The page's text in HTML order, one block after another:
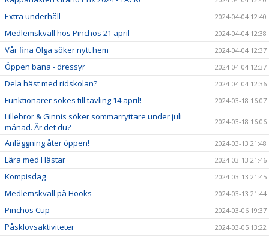
Extra underhåll 2024-04-04 12:40
Medlemskväll hos Pinchos 21 april 2024-04-04 12:38
Vår fina Olga söker nytt hem 2024-04-04 12:37
Öppen bana - dressyr 2024-04-04 12:37
Dela häst med ridskolan? 2024-04-04 12:36
Funktionärer sökes till tävling 14 april! 2024-03-18 16:07
Lillebror & Ginnis söker sommarryttare under juli
månad. Är det du?
2024-03-18 16:06
Anläggning åter öppen! 2024-03-13 21:48
Lära med Hästar 2024-03-13 21:46
Kompisdag 2024-03-13 21:45
Medlemskväll på Hööks 2024-03-13 21:44
Pinchos Cup 2024-03-06 19:37
Påsklovsaktiviteter 2024-03-05 13:22